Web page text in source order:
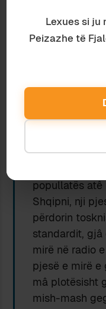
atëherë mund t’i
gege:me pasë,
tani nuk
fonetike.
Disa fjalë për
ekziston
Përveç kësaj,
popullatës atê
Shqipni, nji
përdorin
standardit,
mirë në radio
pjesë e mirë e
mâ plotësisht
mish-mash
Lexues si ju
Peizazhe të